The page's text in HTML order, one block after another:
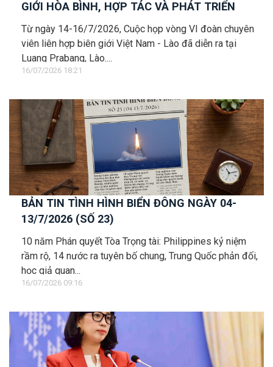
GIỚI HÒA BÌNH, HỢP TÁC VÀ PHÁT TRIỂN
Từ ngày 14-16/7/2026, Cuộc họp vòng VI đoàn chuyên
viên liên hợp biên giới Việt Nam - Lào đã diễn ra tại
Luang Prabang, Lào....
16/07/2026 18:21
BẢN TIN TÌNH HÌNH BIỂN ĐÔNG NGÀY 04-
13/7/2026 (SỐ 23)
10 năm Phán quyết Tòa Trọng tài: Philippines kỷ niệm
rầm rộ, 14 nước ra tuyên bố chung, Trung Quốc phản đối,
học giả quan...
16/07/2026 09:16